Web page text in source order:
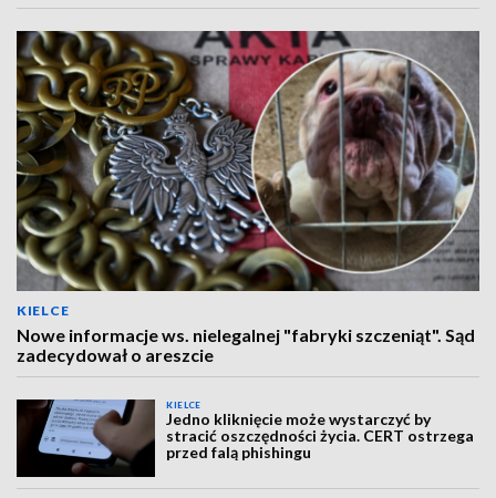
KIELCE
Nowe informacje ws. nielegalnej "fabryki szczeniąt". Sąd
zadecydował o areszcie
KIELCE
Jedno kliknięcie może wystarczyć by
stracić oszczędności życia. CERT ostrzega
przed falą phishingu